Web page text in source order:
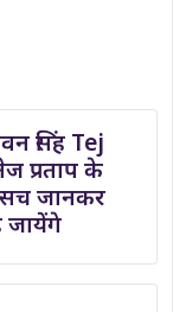
सिंह Tej
प्रताप के
जानकर